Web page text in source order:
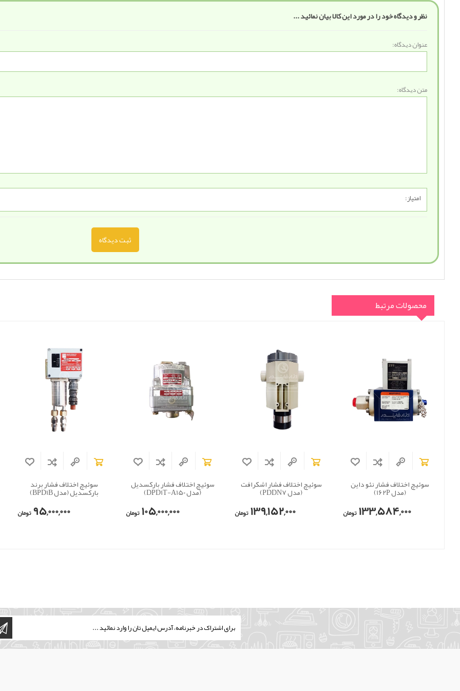
نظر و دیدگاه خود را در مورد این کالا بیان نمائید ...
عنوان دیدگاه:
متن دیدگاه:
امتیاز:
ثبت دیدگاه
محصولات مرتبط
سوئیچ اختلاف فشار نئو داین
(مدل 162P)
133,584,000تومان
سوئیچ اختلاف فشار اشکرافت
(مدل PDDN7)
139,152,000 تومان
سوئیچ اختلاف فشار بارکسدیل
(مدل DPD1T-A150)
105,000,000تومان
سوئیچ اختلاف فشار برند
بارکسدیل (مدل BPD1B)
95,000,000 تومان